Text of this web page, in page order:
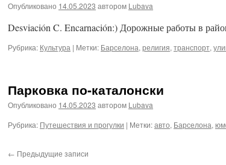
Опубликовано 14.05.2023 автором Lubava
Desviación C. Encarnación:) Дорожные работы в
Рубрика: Культура | Метки: Барселона, религия, транспорт,
Парковка по-каталонски
Опубликовано 14.05.2023 автором Lubava
Рубрика: Путешествия и прогулки | Метки:авто, Барселона,
← Предыдущие записи